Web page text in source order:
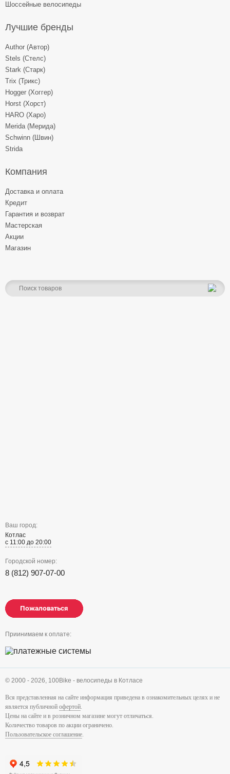
Шоссейные велосипеды
Лучшие бренды
Author (Автор)
Stels (Стелс)
Stark (Старк)
Trix (Трикс)
Hogger (Хоггер)
Horst (Хорст)
HARO (Харо)
Merida (Мерида)
Schwinn (Швин)
Strida
Компания
Доставка и оплата
Кредит
Гарантия и возврат
Мастерская
Акции
Магазин
Ваш город:
Котлас
с 11:00 до 20:00
Городской номер:
8 (812) 907-07-00
Пожаловаться
Пожаловаться
Пожаловаться
Приинимаем к оплате:
© 2000 - 2026, 100Bike - велосипеды в Котласе
Вся представленная на сайте информация приведена в ознакомительных целях и не
является публичной офертой.
Цены на сайте и в розничном магазине могут отличаться.
Количество товаров по акции ограничено.
Пользовательское соглашение.